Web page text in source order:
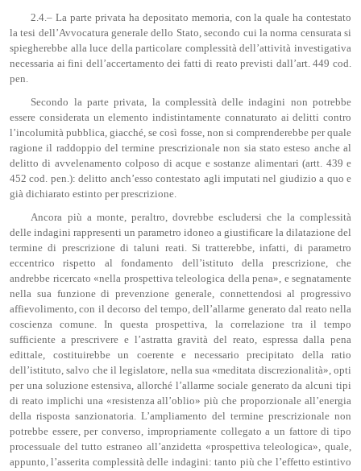
2.4.– La parte privata ha depositato memoria, con la quale ha contestato
la tesi dell’Avvocatura generale dello Stato, secondo cui la norma censurata si
spiegherebbe alla luce della particolare complessità dell’attività investigativa
necessaria ai fini dell’accertamento dei fatti di reato previsti dall’art. 449 cod.
pen.
Secondo la parte privata, la complessità delle indagini non potrebbe
essere considerata un elemento indistintamente connaturato ai delitti contro
l’incolumità pubblica, giacché, se così fosse, non si comprenderebbe per quale
ragione il raddoppio del termine prescrizionale non sia stato esteso anche al
delitto di avvelenamento colposo di acque e sostanze alimentari (artt. 439 e
452 cod. pen.): delitto anch’esso contestato agli imputati nel giudizio a quo e
già dichiarato estinto per prescrizione.
Ancora più a monte, peraltro, dovrebbe escludersi che la complessità
delle indagini rappresenti un parametro idoneo a giustificare la dilatazione del
termine di prescrizione di taluni reati. Si tratterebbe, infatti, di parametro
eccentrico rispetto al fondamento dell’istituto della prescrizione, che
andrebbe ricercato «nella prospettiva teleologica della pena», e segnatamente
nella sua funzione di prevenzione generale, connettendosi al progressivo
affievolimento, con il decorso del tempo, dell’allarme generato dal reato nella
coscienza comune. In questa prospettiva, la correlazione tra il tempo
sufficiente a prescrivere e l’astratta gravità del reato, espressa dalla pena
edittale, costituirebbe un coerente e necessario precipitato della ratio
dell’istituto, salvo che il legislatore, nella sua «meditata discrezionalità», opti
per una soluzione estensiva, allorché l’allarme sociale generato da alcuni tipi
di reato implichi una «resistenza all’oblio» più che proporzionale all’energia
della risposta sanzionatoria. L’ampliamento del termine prescrizionale non
potrebbe essere, per converso, impropriamente collegato a un fattore di tipo
processuale del tutto estraneo all’anzidetta «prospettiva teleologica», quale,
appunto, l’asserita complessità delle indagini: tanto più che l’effetto estintivo